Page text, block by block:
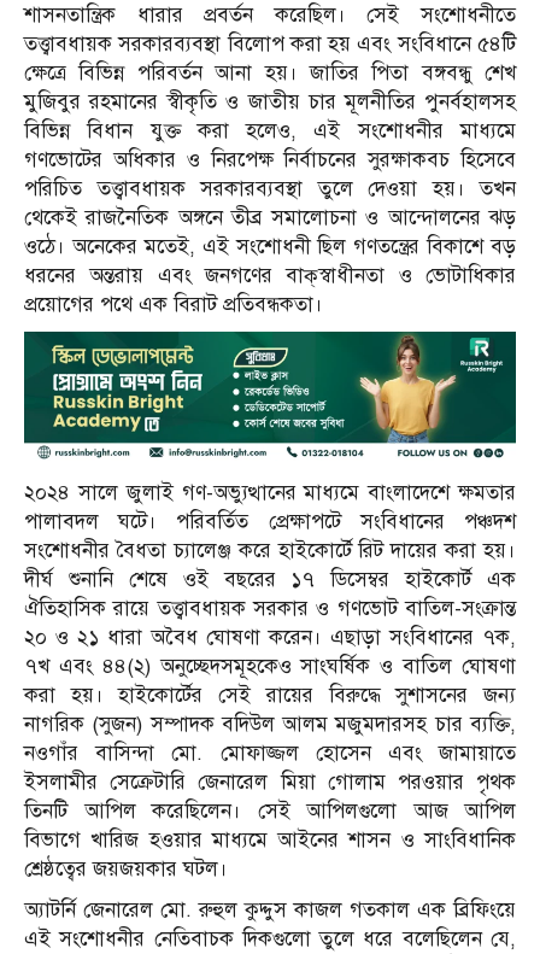
শাসনতান্ত্রিক ধারার প্রবর্তন করেছিল। সেই সংশোধনীতে
তত্ত্বাবধায়ক সরকারব্যবস্থা বিলোপ করা হয় এবং সংবিধানে ৫৪টি
ক্ষেত্রে বিভিন্ন পরিবর্তন আনা হয়। জাতির পিতা বঙ্গবন্ধু শেখ
মুজিবুর রহমানের স্বীকৃতি ও জাতীয় চার মূলনীতির পুনর্বহালসহ
বিভিন্ন বিধান যুক্ত করা হলেও, এই সংশোধনীর মাধ্যমে
গণভোটের অধিকার ও নিরপেক্ষ নির্বাচনের সুরক্ষাকবচ হিসেবে
পরিচিত তত্ত্বাবধায়ক সরকারব্যবস্থা তুলে দেওয়া হয়। তখন
থেকেই রাজনৈতিক অঙ্গনে তীব্র সমালোচনা ও আন্দোলনের ঝড়
ওঠে। অনেকের মতেই, এই সংশোধনী ছিল গণতন্ত্রের বিকাশে বড়
ধরনের অন্তরায় এবং জনগণের বাক্‌স্বাধীনতা ও ভোটাধিকার
প্রয়োগের পথে এক বিরাট প্রতিবন্ধকতা।
২০২৪ সালে জুলাই গণ-অভ্যুত্থানের মাধ্যমে বাংলাদেশে ক্ষমতার
পালাবদল ঘটে। পরিবর্তিত প্রেক্ষাপটে সংবিধানের পঞ্চদশ
সংশোধনীর বৈধতা চ্যালেঞ্জ করে হাইকোর্টে রিট দায়ের করা হয়।
দীর্ঘ শুনানি শেষে ওই বছরের ১৭ ডিসেম্বর হাইকোর্ট এক
ঐতিহাসিক রায়ে তত্ত্বাবধায়ক সরকার ও গণভোট বাতিল-সংক্রান্ত
২০ ও ২১ ধারা অবৈধ ঘোষণা করেন। এছাড়া সংবিধানের ৭ক,
৭খ এবং ৪৪(২) অনুচ্ছেদসমূহকেও সাংঘর্ষিক ও বাতিল ঘোষণা
করা হয়। হাইকোর্টের সেই রায়ের বিরুদ্ধে সুশাসনের জন্য
নাগরিক (সুজন) সম্পাদক বদিউল আলম মজুমদারসহ চার ব্যক্তি,
নওগাঁর বাসিন্দা মো. মোফাজ্জল হোসেন এবং জামায়াতে
ইসলামীর সেক্রেটারি জেনারেল মিয়া গোলাম পরওয়ার পৃথক
তিনটি আপিল করেছিলেন। সেই আপিলগুলো আজ আপিল
বিভাগে খারিজ হওয়ার মাধ্যমে আইনের শাসন ও সাংবিধানিক
শ্রেষ্ঠত্বের জয়জয়কার ঘটল।
অ্যাটর্নি জেনারেল মো. রুহুল কুদ্দুস কাজল গতকাল এক ব্রিফিংয়ে
এই সংশোধনীর নেতিবাচক দিকগুলো তুলে ধরে বলেছিলেন যে,